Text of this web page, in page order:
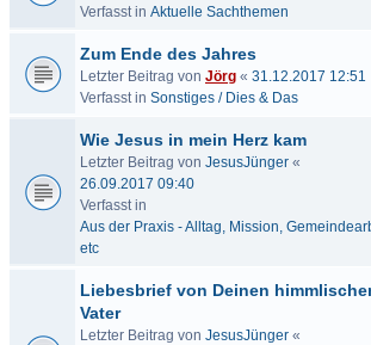
Verfasst in Aktuelle Sachthemen
Zum Ende des Jahres
Letzter Beitrag von Jörg « 31.12.2017 12:51
Verfasst in Sonstiges / Dies & Das
Wie Jesus in mein Herz kam
Letzter Beitrag von JesusJünger «
26.09.2017 09:40
Verfasst in
Aus der Praxis - Alltag, Mission,
etc
Liebesbrief von Deinen
Vater
Letzter Beitrag von JesusJünger «